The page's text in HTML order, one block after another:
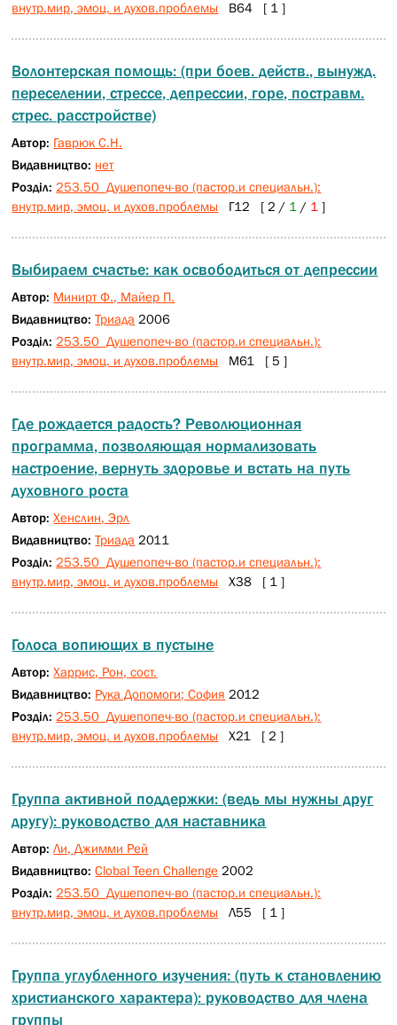
внутр.мир, эмоц. и духов.проблемы В64 [ 1 ]
Волонтерская помощь: (при боев. действ., вынужд.
переселении, стрессе, депрессии, горе, постравм.
стрес. расстройстве)
Автор: Гаврюк С.Н.
Видавництво: нет
Розділ: 253.50 Душепопеч-во (пастор.и специальн.):
внутр.мир, эмоц. и духов.проблемы Г12 [ 2 / 1 / 1]
Выбираем счастье: как освободиться от депрессии
Автор: Минирт Ф., Майер П.
Видавництво:Триада 2006
Розділ: 253.50 Душепопеч-во (пастор.и специальн.):
внутр.мир, эмоц. и духов.проблемы М61 [ 5 ]
Где рождается радость? Революционная
программа, позволяющая нормализовать
настроение, вернуть здоровье и встать на путь
духовного роста
Автор:Хенслин, Эрл
Видавництво:Триада 2011
Розділ: 253.50 Душепопеч-во (пастор.и специальн.):
внутр.мир, эмоц. и духов.проблемы Х38 [ 1 ]
Голоса вопиющих в пустыне
Автор:Харрис, Рон, сост.
Видавництво: Рука Допомоги; София 2012
Розділ: 253.50 Душепопеч-во (пастор.и специальн.):
внутр.мир, эмоц. и духов.проблемы Х21 [ 2 ]
Группа активной поддержки: (ведь мы нужны друг
другу): руководство для наставника
Автор:Ли, Джимми Рей
Видавництво:Сlobal Teen Challenge 2002
Розділ: 253.50 Душепопеч-во (пастор.и специальн.):
внутр.мир, эмоц. и духов.проблемы Л55 [ 1 ]
Группа углубленного изучения: (путь к становлению
христианского характера): руководство для члена
группы